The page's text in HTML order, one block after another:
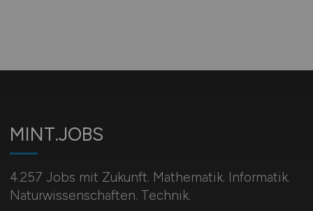
MINT.JOBS
4.257 Jobs mit Zukunft. Mathematik. Informatik.
Naturwissenschaften. Technik.